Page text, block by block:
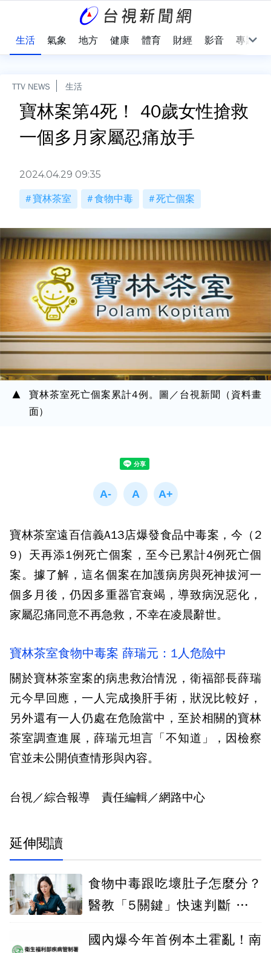
生活 氣象 地方 健康 體育 財經 影音 專題
TTV NEWS 生活
寶林案第4死！ 40歲女性搶救
一個多月家屬忍痛放手
2024.04.29 09:35
寶林茶室 食物中毒 死亡個案
寶林茶室死亡個案累計4例。圖／台視新聞（資料畫
面）
寶林茶室遠百信義A13店爆發食品中毒案，今（2
9）天再添1例死亡個案，至今已累計4例死亡個
案。據了解，這名個案在加護病房與死神拔河一
個多月後，仍因多重器官衰竭，導致病況惡化，
家屬忍痛同意不再急救，不幸在凌晨辭世。
寶林茶室食物中毒案 薛瑞元：1人危險中
關於寶林茶室案的病患救治情況，衛福部長薛瑞
元今早回應，一人完成換肝手術，狀況比較好，
另外還有一人仍處在危險當中，至於相關的寶林
茶室調查進展，薛瑞元坦言「不知道」，因檢察
官並未公開偵查情形與內容。
台視／綜合報導 責任編輯／網路中心
延伸閱讀
食物中毒跟吃壞肚子怎麼分？
醫教「5關鍵」快速判斷 別急
國內爆今年首例本土霍亂！南